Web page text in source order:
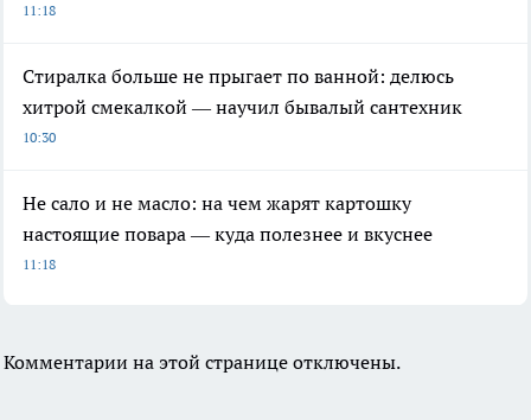
11:18
Стиралка больше не прыгает по ванной: делюсь
хитрой смекалкой — научил бывалый сантехник
10:30
Не сало и не масло: на чем жарят картошку
настоящие повара — куда полезнее и вкуснее
11:18
Комментарии на этой странице отключены.